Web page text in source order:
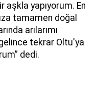
aşkla yapıyorum. En
tamamen doğal
arılarımı
tekrar Oltu'ya
dedi.